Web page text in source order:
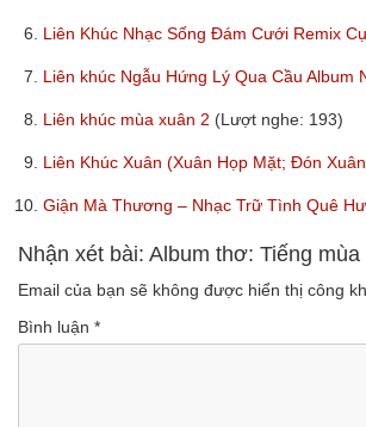
6. Liên Khúc Nhạc Sống Đám Cưới Remix
7. Liên khúc Ngẫu Hứng Lý Qua Cầu
8. Liên khúc mùa xuân 2 (Lượt nghe: 193)
9. Liên Khúc Xuân (Xuân Họp Mặt; Đón
10. Giận Mà Thương – Nhạc Trữ Tình Quê
Nhận xét bài: Album thơ: Tiếng mùa
Email của bạn sẽ không được hiển thị công
Bình luận *